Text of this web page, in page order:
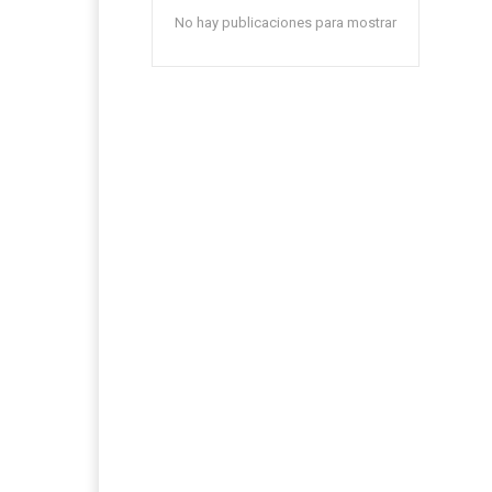
No hay publicaciones para mostrar